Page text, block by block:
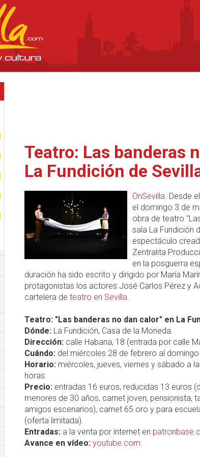
Teatro: Las banderas
La Fundición de
OnSevilla. Desde
el domingo 3 de
obra de teatro
sala La Fundición
espectáculo
Zentralita
en la posguerra
duración ha sido escrito y dirigido por María
protagonistas los actores José Carlos Pérez y
cartelera de teatro en Sevilla.
Teatro: "Las banderas no dan calor" en La
Dónde: La Fundición, Casa de la Moneda.
Dirección: calle Habana, 18 (entrada por calle
Cuándo: del miércoles 28 de febrero al
Horario: miércoles, jueves, viernes y sábado a
horas.
Precio: entradas 16 euros, reducidas 13 euros
menores de 30 años, carnet joven, pensionista,
amigos escenarios), carnet 65 oro y para
(oferta limitada).
Entradas: a la venta por internet en
Avance en vídeo: youtube.com.